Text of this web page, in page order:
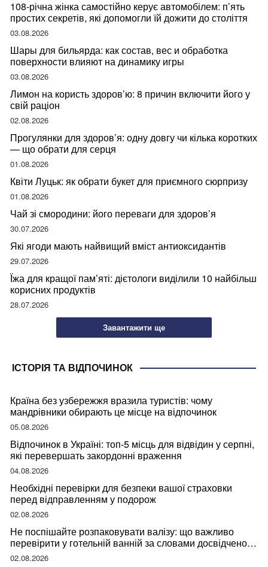
108-річна жінка самостійно керує автомобілем: п’ять
простих секретів, які допомогли їй дожити до століття
03.08.2026
Шары для бильярда: как состав, вес и обработка
поверхности влияют на динамику игры
03.08.2026
Лимон на користь здоров’ю: 8 причин включити його у
свій раціон
02.08.2026
Прогулянки для здоров’я: одну довгу чи кілька коротких
— що обрати для серця
01.08.2026
Квіти Луцьк: як обрати букет для приємного сюрпризу
01.08.2026
Чай зі смородини: його переваги для здоров’я
30.07.2026
Які ягоди мають найвищий вміст антиоксидантів
29.07.2026
Їжа для кращої пам’яті: дієтологи виділили 10 найбільш
корисних продуктів
28.07.2026
Завантажити ще
ІСТОРІЯ ТА ВІДПОЧИНОК
Країна без узбережжя вразила туристів: чому
мандрівники обирають це місце на відпочинок
05.08.2026
Відпочинок в Україні: топ-5 місць для відвідин у серпні,
які перевершать закордонні враження
04.08.2026
Необхідні перевірки для безпеки вашої страховки
перед відправленням у подорож
02.08.2026
Не поспішайте розпаковувати валізу: що важливо
перевірити у готельній ванній за словами досвідченої
мандрівниці
02.08.2026